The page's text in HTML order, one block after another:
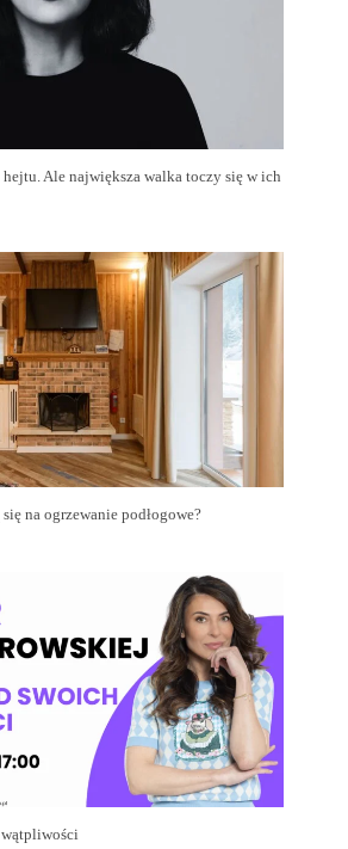
Ale największa walka toczy się w ich
na ogrzewanie podłogowe?